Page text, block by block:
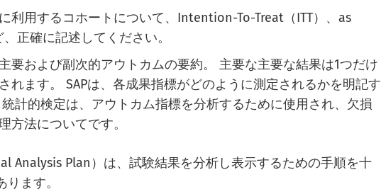
利用するコホートについて、Intention-To-Treat（ITT）、as
正確に記述してください。
要および副次的アウトカムの要約。 主要な主要な結果は1つだけ
れます。 SAPは、各成果指標がどのように測定されるかを明記す
計的検定は、アウトカム指標を分析するために使用され、欠損
方法についてです。
Analysis Plan）は、試験結果を分析し表示するための手順を十
ます。